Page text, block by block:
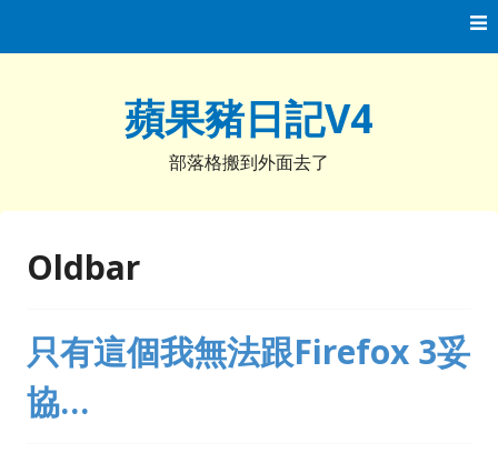
蘋果豬日記V4
部落格搬到外面去了
Oldbar
只有這個我無法跟Firefox 3妥
協…